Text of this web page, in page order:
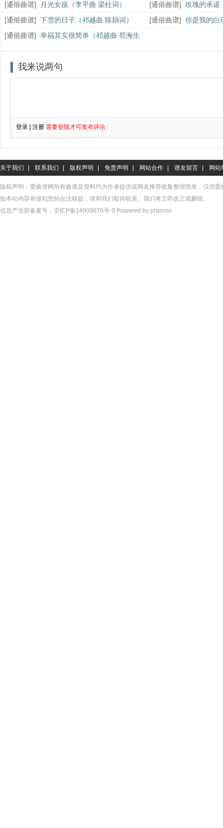
[通俗曲谱] 月光女孩（李平曲 梁柱词） [通俗曲谱] 玫瑰的承诺
[通俗曲谱] 下雪的日子（祁越曲 陈娟词） [通俗曲谱] 你是我的白
[通俗曲谱] 幸福其实很简单（祁越曲 苟海生
词）
关于我们 联系我们 版权声明 免责声明 网站合作 谱友留言 网站
版权声明：爱曲谱网所有曲谱及资料均为作者提供或网友推荐收集整理而来，仅供
如本站内容有侵犯您的合法权益，请和我们取得联系，我们将立即改正或删除。
信息产业部备案号： 京ICP备14009670号-3 Powered by phpcms